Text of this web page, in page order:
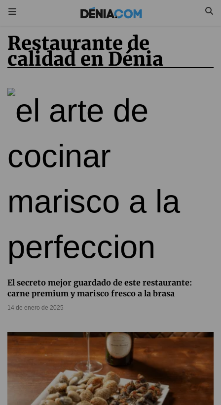
Restaurante de
calidad en Dénia
El secreto mejor guardado de este restaurante:
carne premium y marisco fresco a la brasa
14 de enero de 2025